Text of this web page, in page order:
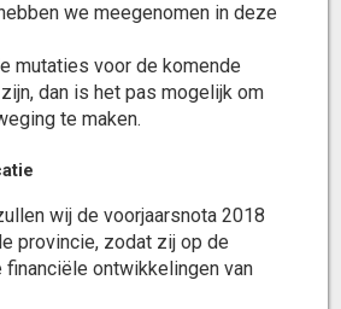
we meegenomen in deze
mutaties voor de komende
dan is het pas mogelijk om
te maken.
wij de voorjaarsnota 2018
provincie, zodat zij op de
financiële ontwikkelingen van